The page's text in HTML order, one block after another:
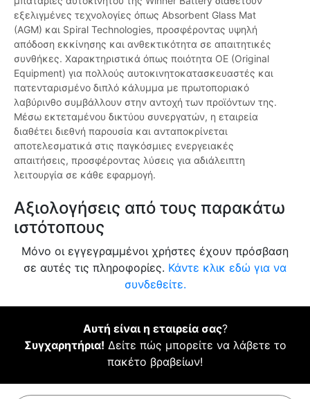
εξελιγμένες τεχνολογίες όπως Absorbent Glass Mat
(AGM) και Spiral Technologies, προσφέροντας υψηλή
απόδοση εκκίνησης και ανθεκτικότητα σε απαιτητικές
συνθήκες. Χαρακτηριστικά όπως ποιότητα OE (Original
Equipment) για πολλούς αυτοκινητοκατασκευαστές και
πατενταρισμένο διπλό κάλυμμα με πρωτοποριακό
λαβύρινθο συμβάλλουν στην αντοχή των προϊόντων της.
Μέσω εκτεταμένου δικτύου συνεργατών, η εταιρεία
διαθέτει διεθνή παρουσία και ανταποκρίνεται
αποτελεσματικά στις παγκόσμιες ενεργειακές
απαιτήσεις, προσφέροντας λύσεις για αδιάλειπτη
λειτουργία σε κάθε εφαρμογή.
Αξιολογήσεις από τους παρακάτω
ιστότοπους
Μόνο οι εγγεγραμμένοι χρήστες έχουν πρόσβαση
σε αυτές τις πληροφορίες. Κάντε κλικ εδώ για να
συνδεθείτε.
Αυτή είναι η εταιρεία σας?
Συγχαρητήρια! Δείτε πώς μπορείτε να λάβετε το
πακέτο βραβείων!